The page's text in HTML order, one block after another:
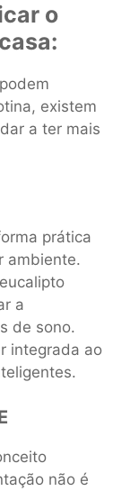
o
existem
a ter mais
prática
ambiente.
a
de sono.
integrada ao
não é